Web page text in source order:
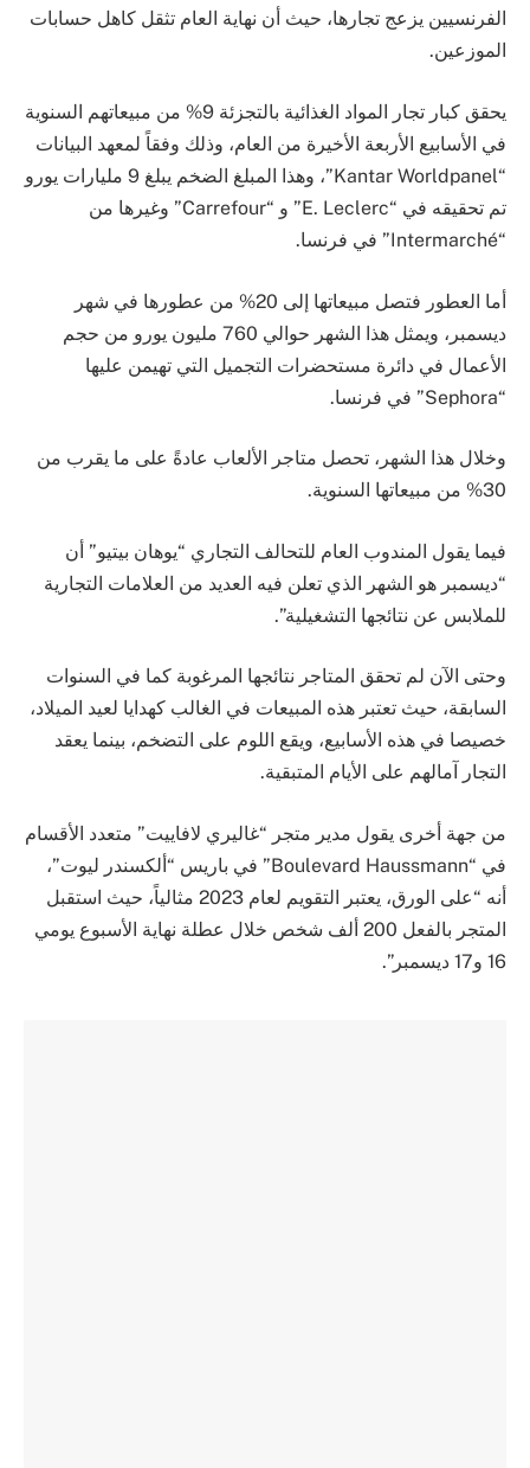
الفرنسيين يزعج تجارها، حيث أن نهاية العام تثقل كاهل حسابات
الموزعين.
يحقق كبار تجار المواد الغذائية بالتجزئة 9% من مبيعاتهم السنوية
في الأسابيع الأربعة الأخيرة من العام، وذلك وفقاً لمعهد البيانات
“Kantar Worldpanel”، وهذا المبلغ الضخم يبلغ 9 مليارات يورو
تم تحقيقه في “E. Leclerc” و “Carrefour” وغيرها من
“Intermarché” في فرنسا.
أما العطور فتصل مبيعاتها إلى 20% من عطورها في شهر
ديسمبر، ويمثل هذا الشهر حوالي 760 مليون يورو من حجم
الأعمال في دائرة مستحضرات التجميل التي تهيمن عليها
“Sephora” في فرنسا.
وخلال هذا الشهر، تحصل متاجر الألعاب عادةً على ما يقرب من
30% من مبيعاتها السنوية.
فيما يقول المندوب العام للتحالف التجاري “يوهان بيتيو” أن
“ديسمبر هو الشهر الذي تعلن فيه العديد من العلامات التجارية
للملابس عن نتائجها التشغيلية”.
وحتى الآن لم تحقق المتاجر نتائجها المرغوبة كما في السنوات
السابقة، حيث تعتبر هذه المبيعات في الغالب كهدايا لعيد الميلاد،
خصيصا في هذه الأسابيع، ويقع اللوم على التضخم، بينما يعقد
التجار آمالهم على الأيام المتبقية.
من جهة أخرى يقول مدير متجر “غاليري لافاييت” متعدد الأقسام
في “Boulevard Haussmann” في باريس “ألكسندر ليوت”،
أنه “على الورق، يعتبر التقويم لعام 2023 مثالياً، حيث استقبل
المتجر بالفعل 200 ألف شخص خلال عطلة نهاية الأسبوع يومي
16 و17 ديسمبر”.